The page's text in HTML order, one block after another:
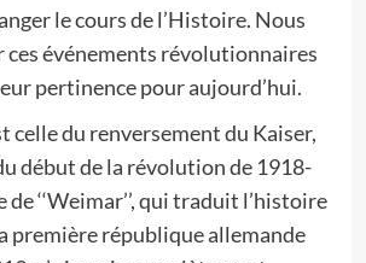
le cours de l’Histoire. Nous
ces événements révolutionnaires
pertinence pour aujourd’hui.
celle du renversement du Kaiser,
début de la révolution de 1918-
‘‘Weimar’’, qui traduit l’histoire
première république allemande